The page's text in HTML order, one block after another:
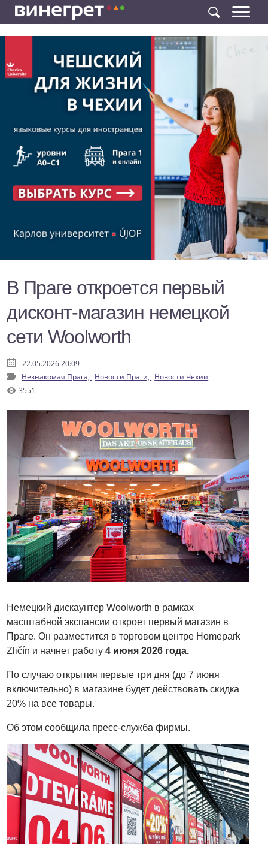
В Праге откроется первый
дисконт-магазин немецкой
сети Woolworth
22.05.2026 20:09
Незнакомая Прага, Новости Праги, Новости Чехии
3551
Немецкий дискаунтер Woolworth в рамках
масштабной экспансии откроет первый магазин в
Праге. Он разместится в торговом центре Homepark
Zličín и начнет работу4 июня 2026 года.
По случаю открытия первые три дня (до 7 июня
включительно) в магазине будет действовать скидка
20% на все товары.
Об этом сообщила пресс-служба фирмы.